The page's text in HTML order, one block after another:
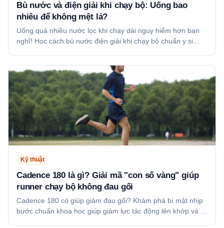
Bù nước và điện giải khi chạy bộ: Uống bao
nhiêu để không mệt lả?
Uống quá nhiều nước lọc khi chạy dài nguy hiểm hơn bạn
nghĩ! Học cách bù nước điện giải khi chạy bộ chuẩn y si…
Kỹ thuật
Cadence 180 là gì? Giải mã "con số vàng" giúp
runner chạy bộ không đau gối
Cadence 180 có giúp giảm đau gối? Khám phá bí mật nhịp
bước chuẩn khoa học giúp giảm lực tác động lên khớp và …